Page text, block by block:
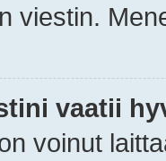
viestin.
vaatii
voinut